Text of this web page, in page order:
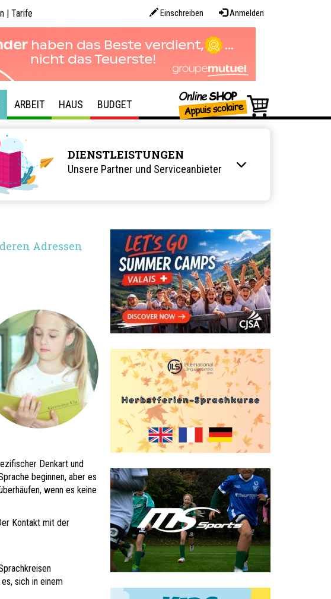
Einschreiben Anmelden
| Tarife
ARBEIT HAUS BUDGET
DIENSTLEISTUNGEN
Unsere Partner und Serviceanbieter
Adressen
Denkart und
beginnen, aber es
wenn es keine
Kontakt mit der
sich in einem